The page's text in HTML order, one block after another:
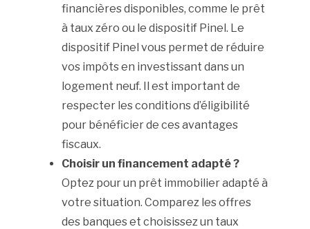
financières disponibles, comme le prêt
à taux zéro ou le dispositif Pinel. Le
dispositif Pinel vous permet de réduire
vos impôts en investissant dans un
logement neuf. Il est important de
respecter les conditions d’éligibilité
pour bénéficier de ces avantages
fiscaux.
Choisir un financement adapté ?
Optez pour un prêt immobilier adapté à
votre situation. Comparez les offres
des banques et choisissez un taux